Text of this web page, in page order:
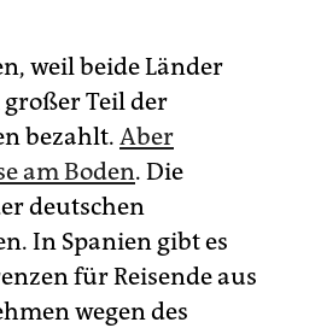
weil beide Länder
Teil der
bezahlt. Aber
am Boden. Die
deutschen
In Spanien gibt es
für Reisende aus
wegen des